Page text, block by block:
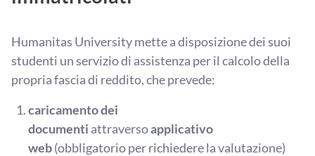
Humanitas University mette a disposizione dei suoi
studenti un servizio di assistenza per il calcolo della
propria fascia di reddito, che prevede:
caricamento dei
documenti attraversoapplicativo
web(obbligatorio per richiedere la valutazione)